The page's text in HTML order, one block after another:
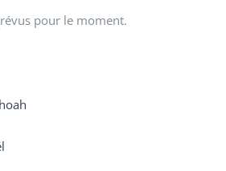
pour le moment.